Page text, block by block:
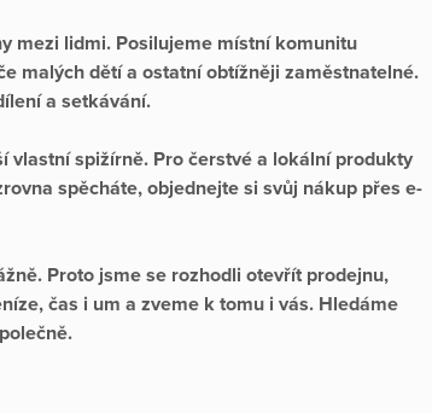
mezi lidmi. Posilujeme místní komunitu
malých dětí a ostatní obtížněji zaměstnatelné.
a setkávání.
vlastní spižírně. Pro čerstvé a lokální produkty
spěcháte, objednejte si svůj nákup přes e-
Proto jsme se rozhodli otevřít prodejnu,
čas i um a zveme k tomu i vás. Hledáme